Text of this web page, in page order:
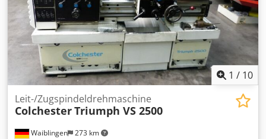
1 / 10
Waiblingen 273 km
Leit-/Zugspindeldrehmaschine
ColchesterTriumph VS 2500